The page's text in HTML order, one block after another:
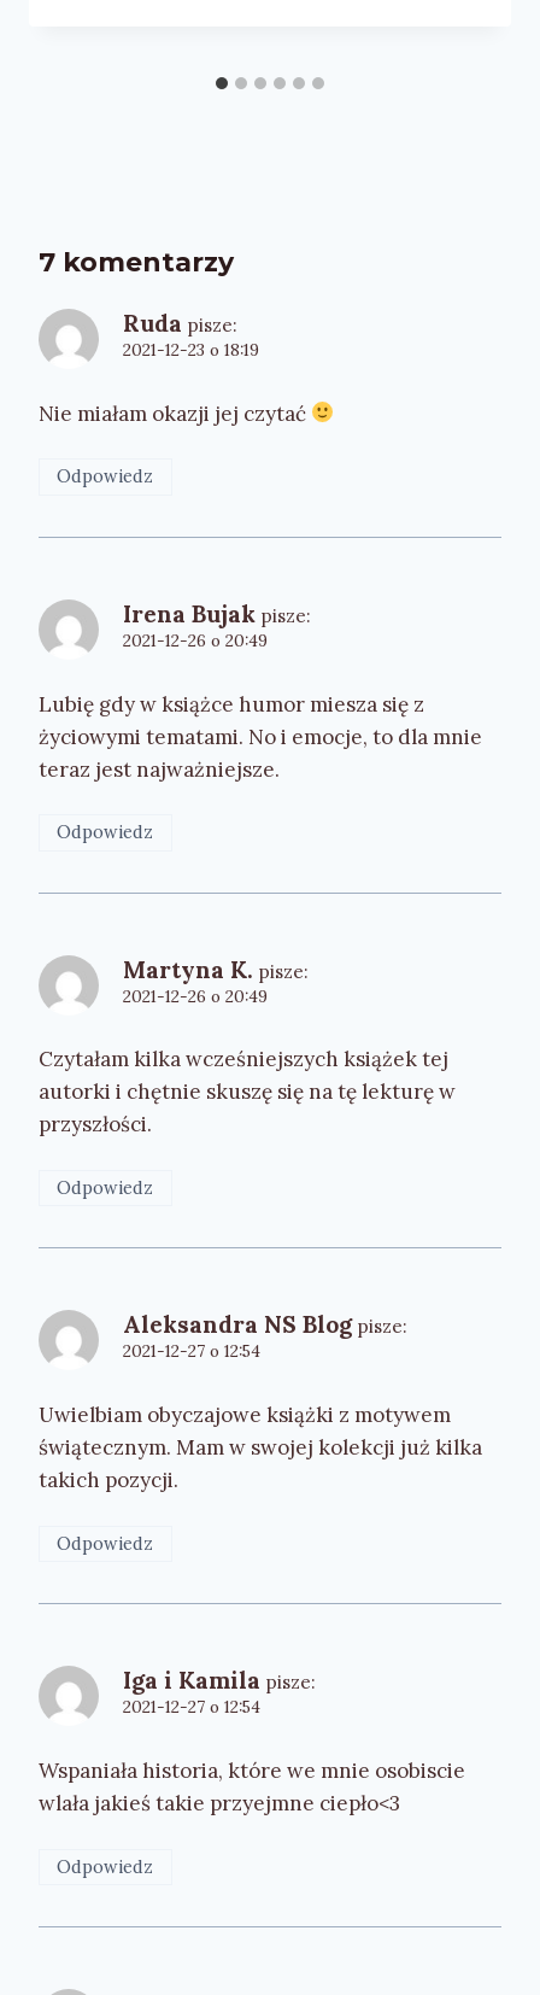
7 komentarzy
Ruda pisze:
2021-12-23 o 18:19
Nie miałam okazji jej czytać
Odpowiedz
Irena Bujak pisze:
2021-12-26 o 20:49
Lubię gdy w książce humor miesza się z
życiowymi tematami. No i emocje, to dla mnie
teraz jest najważniejsze.
Odpowiedz
Martyna K. pisze:
2021-12-26 o 20:49
Czytałam kilka wcześniejszych książek tej
autorki i chętnie skuszę się na tę lekturę w
przyszłości.
Odpowiedz
Aleksandra NS Blog pisze:
2021-12-27 o 12:54
Uwielbiam obyczajowe książki z motywem
świątecznym. Mam w swojej kolekcji już kilka
takich pozycji.
Odpowiedz
Iga i Kamila pisze:
2021-12-27 o 12:54
Wspaniała historia, które we mnie osobiscie
wlała jakieś takie przyejmne ciepło<3
Odpowiedz